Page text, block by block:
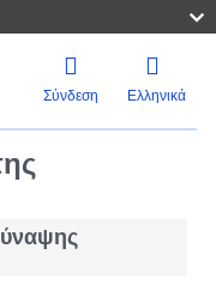
Σύνδεση Ελληνικά